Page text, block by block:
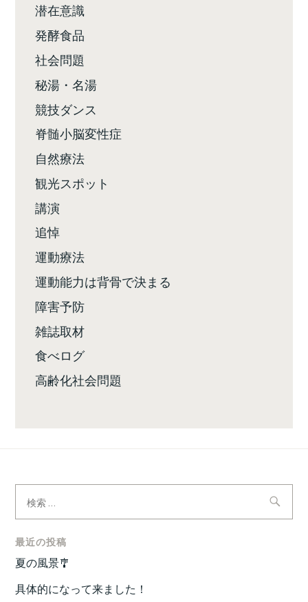
潜在意識
発酵食品
社会問題
秘湯・名湯
競技ダンス
脊髄小脳変性症
自然療法
観光スポット
講演
追悼
運動療法
運動能力は背骨で決まる
障害予防
雑誌取材
食べログ
高齢化社会問題
索:
最近の投稿
夏の風景🎐
具体的になって来ました！